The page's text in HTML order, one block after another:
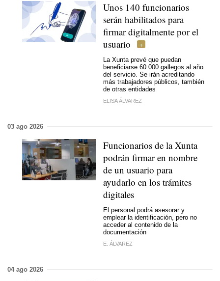
Unos 140 funcionarios
serán habilitados para
firmar digitalmente por el
usuario
La Xunta prevé que puedan
beneficiarse 60.000 gallegos al año
del servicio. Se irán acreditando
más trabajadores públicos, también
de otras entidades
ELISA ÁLVAREZ
03 ago 2026
Funcionarios de la Xunta
podrán firmar en nombre
de un usuario para
ayudarlo en los trámites
digitales
El personal podrá asesorar y
emplear la identificación, pero no
acceder al contenido de la
documentación
E. ÁLVAREZ
04 ago 2026